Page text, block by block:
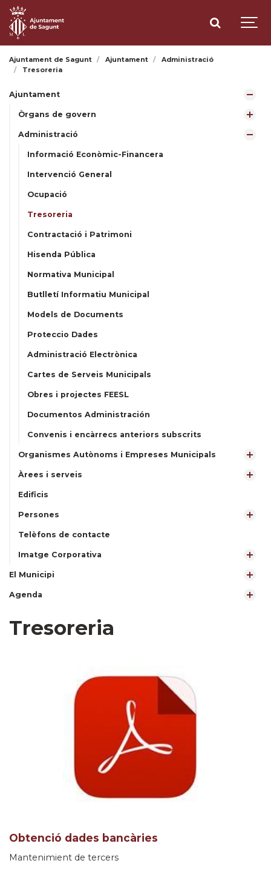
Ajuntament de Sagunt Ajuntament
Administració
Tresoreria
Ajuntament
Òrgans de govern
Administració
Informació Econòmic-Financera
Intervenció General
Ocupació
Tresoreria
Contractació i Patrimoni
Hisenda Pública
Normativa Municipal
Butlletí Informatiu Municipal
Models de Documents
Proteccio Dades
Administració Electrònica
Cartes de Serveis Municipals
Obres i projectes FEESL
Documentos Administración
Convenis i encàrrecs anteriors subscrits
Organismes Autònoms i Empreses Municipals
Àrees i serveis
Edificis
Persones
Telèfons de contacte
Imatge Corporativa
El Municipi
Agenda
Tresoreria
Obtenció dades bancàries
Mantenimient de tercers